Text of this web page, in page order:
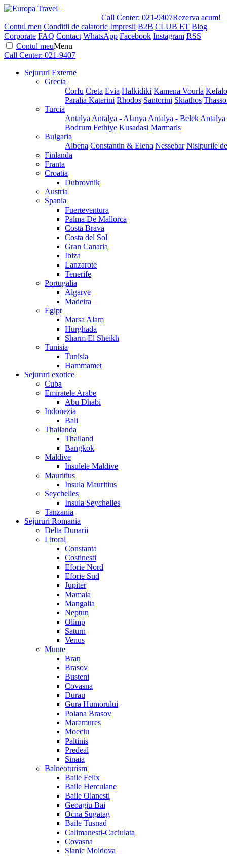
Call Center: 021-9407Rezerva acum!
Contul meu Conditii de calatorie Impresii B2B CLUB ET Blog
Corporate FAQ Contact WhatsApp Facebook Instagram RSS
Contul meuMenu
Call Center: 021-9407
Sejururi Externe
Grecia
Corfu Creta Evia Halkidiki Kamena Vourla
Paralia Katerini Rhodos Santorini Skiathos
Turcia
Antalya Antalya - Alanya Antalya - Belek
Bodrum Fethiye Kusadasi Marmaris
Bulgaria
Albena Constantin & Elena Nessebar Nisipurile
Finlanda
Franta
Croatia
Dubrovnik
Austria
Spania
Fuerteventura
Palma De Mallorca
Costa Brava
Costa del Sol
Gran Canaria
Ibiza
Lanzarote
Tenerife
Portugalia
Algarve
Madeira
Egipt
Marsa Alam
Hurghada
Sharm El Sheikh
Tunisia
Tunisia
Hammamet
Sejururi exotice
Cuba
Emiratele Arabe
Abu Dhabi
Indonezia
Bali
Thailanda
Thailand
Bangkok
Maldive
Insulele Maldive
Mauritius
Insula Mauritius
Seychelles
Insula Seychelles
Tanzania
Sejururi Romania
Delta Dunarii
Litoral
Constanta
Costinesti
Eforie Nord
Eforie Sud
Jupiter
Mamaia
Mangalia
Neptun
Olimp
Saturn
Venus
Munte
Bran
Brasov
Busteni
Covasna
Durau
Gura Humorului
Poiana Brasov
Maramures
Moeciu
Paltinis
Predeal
Sinaia
Balneoturism
Baile Felix
Baile Herculane
Baile Olanesti
Geoagiu Bai
Ocna Sugatag
Baile Tusnad
Calimanesti-Caciulata
Covasna
Slanic Moldova